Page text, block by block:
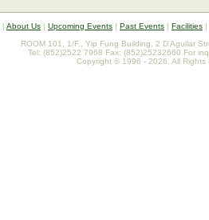
| About Us | Upcoming Events | Past Events | Facilities |
ROOM 101, 1/F., Yip Fung Building, 2 D'Aguilar
Tel: (852)2522 7968 Fax: (852)25232660 For
Copyright © 1996 - 2026. All Rights